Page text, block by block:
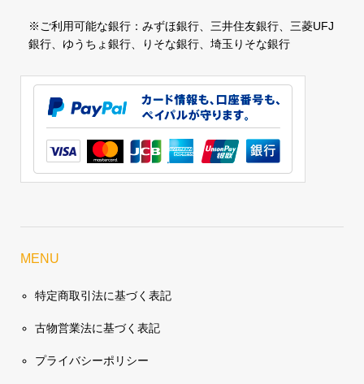
※ご利用可能な銀行：みずほ銀行、三井住友銀行、三菱UFJ
銀行、ゆうちょ銀行、りそな銀行、埼玉りそな銀行
MENU
特定商取引法に基づく表記
古物営業法に基づく表記
プライバシーポリシー